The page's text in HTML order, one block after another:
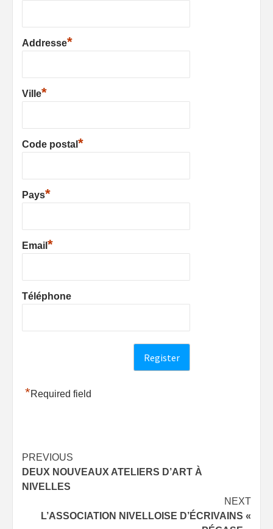
Addresse*
Ville*
Code postal *
Pays*
Email *
Téléphone
*Required field
Post
navigation
PREVIOUS
DEUX NOUVEAUX ATELIERS D’ART À
NIVELLES
NEXT
L’ASSOCIATION NIVELLOISE D’ÉCRIVAINS «